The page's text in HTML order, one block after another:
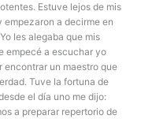
Estuve lejos de mis
empezaron a decirme en
les alegaba que mis
empecé a escuchar yo
encontrar un maestro que
Tuve la fortuna de
el día uno me dijo:
a preparar repertorio de